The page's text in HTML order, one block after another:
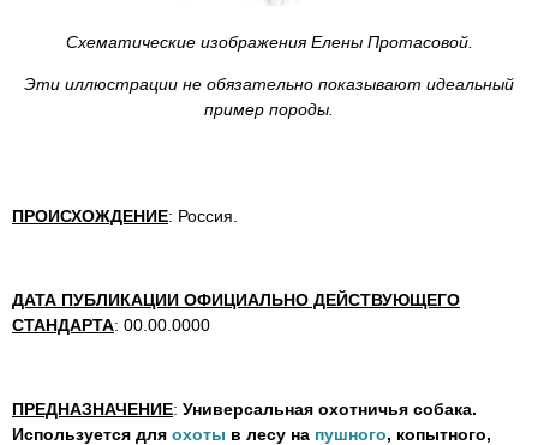
Схематические изображения Елены Протасовой.
Эти иллюстрации не обязательно показывают идеальный
пример породы.
ПРОИСХОЖДЕНИЕ: Россия.
ДАТА ПУБЛИКАЦИИ ОФИЦИАЛЬНО ДЕЙСТВУЮЩЕГО
СТАНДАРТА: 00.00.0000
ПРЕДНАЗНАЧЕНИЕ: Универсальная охотничья собака.
Используется для охоты в лесу на пушного, копытного,